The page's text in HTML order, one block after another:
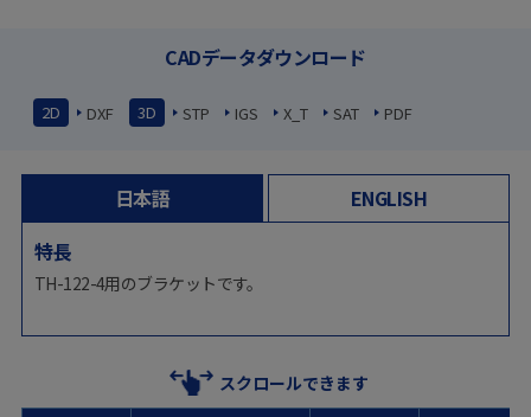
CADデータダウンロード
2D DXF 3D STP IGS X_T SAT PDF
日本語
ENGLISH
特長
TH-122-4用のブラケットです。
スクロールできます